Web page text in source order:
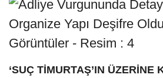
‘SUÇ TİMURTAŞ’IN ÜZERİNE